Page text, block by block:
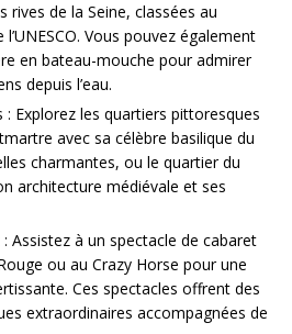
rives de la Seine, classées au
Vous pouvez également
en bateau-mouche pour admirer
depuis l’eau.
Explorez les quartiers pittoresques
avec sa célèbre basilique du
charmantes, ou le quartier du
architecture médiévale et ses
Assistez à un spectacle de cabaret
ou au Crazy Horse pour une
Ces spectacles offrent des
extraordinaires accompagnées de